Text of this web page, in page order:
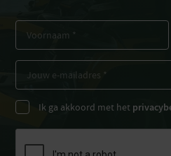
Ik ga akkoord met het